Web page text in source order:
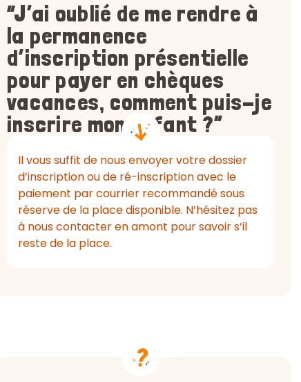
“J’ai oublié de me rendre à
la permanence
d’inscription présentielle
pour payer en chèques
vacances, comment puis-je
inscrire mon enfant ?”
Il vous suffit de nous envoyer votre dossier
d’inscription ou de ré-inscription avec le
paiement par courrier recommandé sous
réserve de la place disponible. N’hésitez pas
à nous contacter en amont pour savoir s’il
reste de la place.